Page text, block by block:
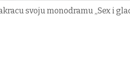
svoju monodramu „Sex i